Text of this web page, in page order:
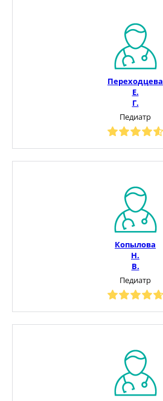
Переходцева
Е.
Г.
Педиатр
Копылова
Н.
В.
Педиатр